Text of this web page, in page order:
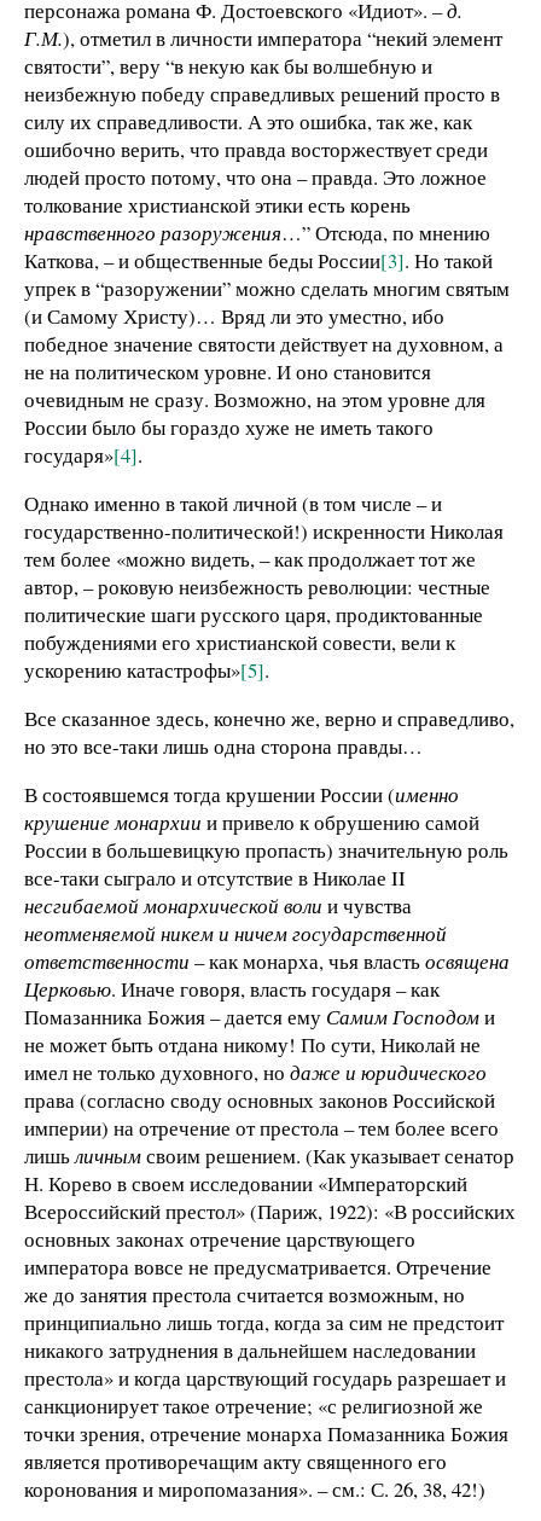
персонажа романа Ф. Достоевского «Идиот». – д.
Г.М.), отметил в личности императора “некий элемент
святости”, веру “в некую как бы волшебную и
неизбежную победу справедливых решений просто в
силу их справедливости. А это ошибка, так же, как
ошибочно верить, что правда восторжествует среди
людей просто потому, что она – правда. Это ложное
толкование христианской этики есть корень
нравственного разоружения…” Отсюда, по мнению
Каткова, – и общественные беды России[3]. Но такой
упрек в “разоружении” можно сделать многим святым
(и Самому Христу)… Вряд ли это уместно, ибо
победное значение святости действует на духовном, а
не на политическом уровне. И оно становится
очевидным не сразу. Возможно, на этом уровне для
России было бы гораздо хуже не иметь такого
государя»[4].
Однако именно в такой личной (в том числе – и
государственно-политической!) искренности Николая
тем более «можно видеть, – как продолжает тот же
автор, – роковую неизбежность революции: честные
политические шаги русского царя, продиктованные
побуждениями его христианской совести, вели к
ускорению катастрофы»[5].
Все сказанное здесь, конечно же, верно и справедливо,
но это все-таки лишь одна сторона правды…
В состоявшемся тогда крушении России (именно
крушение монархии и привело к обрушению самой
России в большевицкую пропасть) значительную роль
все-таки сыграло и отсутствие в Николае II
несгибаемой монархической воли и чувства
неотменяемой никем и ничем государственной
ответственности – как монарха, чья властьосвящена
Церковью. Иначе говоря, власть государя – как
Помазанника Божия – дается ему Самим Господоми
не может быть отдана никому! По сути, Николай не
имел не только духовного, но даже и юридического
права (согласно своду основных законов Российской
империи) на отречение от престола – тем более всего
лишьличнымсвоим решением. (Как указывает сенатор
Н. Корево в своем исследовании «Императорский
Всероссийский престол» (Париж, 1922): «В российских
основных законах отречение царствующего
императора вовсе не предусматривается. Отречение
же до занятия престола считается возможным, но
принципиально лишь тогда, когда за сим не предстоит
никакого затруднения в дальнейшем наследовании
престола» и когда царствующий государь разрешает и
санкционирует такое отречение; «с религиозной же
точки зрения, отречение монарха Помазанника Божия
является противоречащим акту священного его
коронования и миропомазания». – см.: С. 26, 38, 42!)